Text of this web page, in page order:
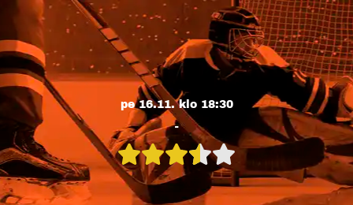
pe 16.11. klo 18:30
-